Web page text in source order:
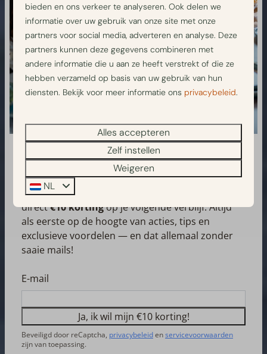
Pak je €10 korting & blijf op de hoogte!
Schrijf je in voor onze nieuwsbrief en ontvang
direct€10 kortingop je volgende verblijf. Altijd
als eerste op de hoogte van acties, tips en
exclusieve voordelen — en dat allemaal zonder
saaie mails!
E-mail
Ja, ik wil mijn €10 korting!
Beveiligd door reCaptcha, privacybeleidenservicevoorwaarden
zijn van toepassing.
bieden en ons verkeer te analyseren. Ook delen we
informatie over uw gebruik van onze site met onze
partners voor social media, adverteren en analyse. Deze
partners kunnen deze gegevens combineren met
andere informatie die u aan ze heeft verstrekt of die ze
hebben verzameld op basis van uw gebruik van hun
diensten. Bekijk voor meer informatie ons privacybeleid.
Alles accepteren
Zelf instellen
Weigeren
NL